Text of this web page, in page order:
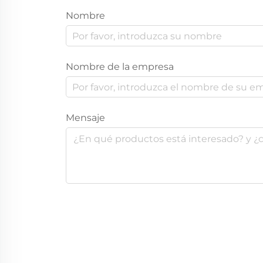
Nombre
Nombre de la empresa
Mensaje